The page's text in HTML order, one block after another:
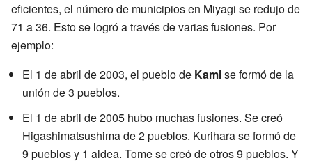
eficientes, el número de municipios en Miyagi se redujo de
71 a 36. Esto se logró a través de varias fusiones. Por
ejemplo:
El 1 de abril de 2003, el pueblo de Kamise formó de la
unión de 3 pueblos.
El 1 de abril de 2005 hubo muchas fusiones. Se creó
Higashimatsushima de 2 pueblos. Kurihara se formó de
9 pueblos y 1 aldea. Tome se creó de otros 9 pueblos. Y